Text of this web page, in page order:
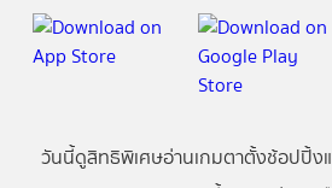
วันนี้ดูสิทธิพิเศษอ่านเกมตาตั้งช้อปปิ้ง